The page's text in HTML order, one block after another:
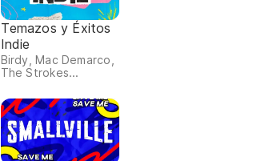
Temazos y Éxitos
Indie
Birdy, Mac Demarco,
The Strokes...